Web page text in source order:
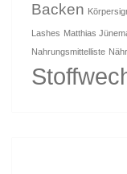
Backen
Lashes Matthias
Nahrungsmittelliste